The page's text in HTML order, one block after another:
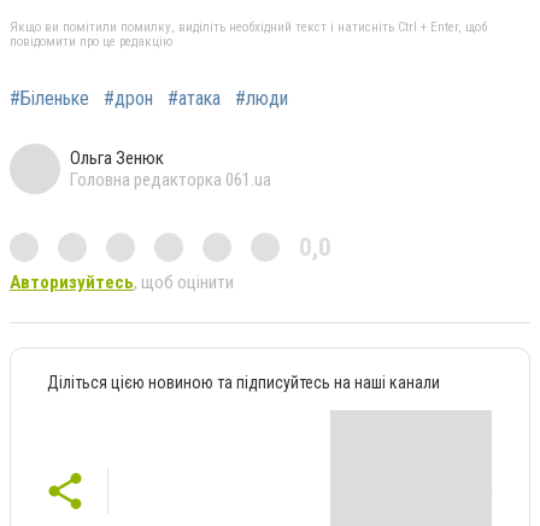
Якщо ви помітили помилку, виділіть необхідний текст і натисніть Ctrl + Enter, щоб
повідомити про це редакцію
#Біленьке #дрон #атака #люди
Ольга Зенюк
Головна редакторка 061.ua
0,0
Авторизуйтесь, щоб оцінити
Діліться цією новиною та підписуйтесь на наші канали